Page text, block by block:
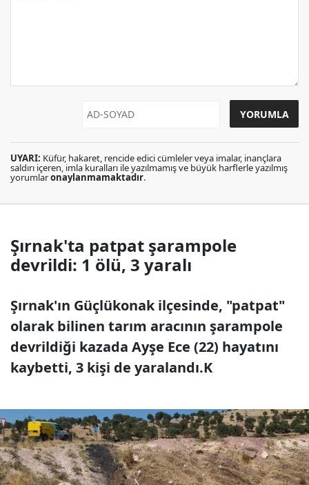
UYARI: Küfür, hakaret, rencide edici cümleler veya imalar, inançlara
saldırı içeren, imla kuralları ile yazılmamış ve büyük harflerle yazılmış
yorumlaronaylanmamaktadır.
Şırnak'ta patpat şarampole
devrildi: 1 ölü, 3 yaralı
Şırnak'ın Güçlükonak ilçesinde, "patpat"
olarak bilinen tarım aracının şarampole
devrildiği kazada Ayşe Ece (22) hayatını
kaybetti, 3 kişi de yaralandı.K